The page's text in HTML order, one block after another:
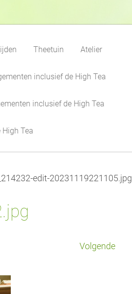
Theetuin Atelier
inclusief de High Tea
inclusief de High Tea
Tea
edit-20231119221105.jpg
Volgende